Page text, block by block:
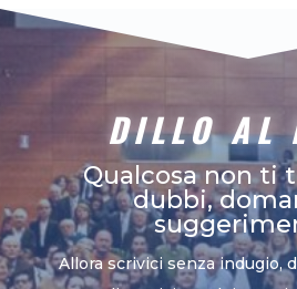
DILLO AL
Qualcosa non ti
dubbi,
Allora scrivici senza indugio,